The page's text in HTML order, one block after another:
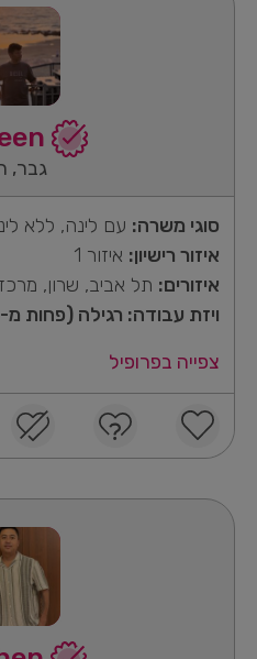
גבר,
סוגי משרה: עם לינה, ללא
איזור רישיון: איזור 1
איזורים: תל אביב, שרון, מרכז
ויזת עבודה: רגילה (פחות מ-5 שנים)
צפייה בפרופיל